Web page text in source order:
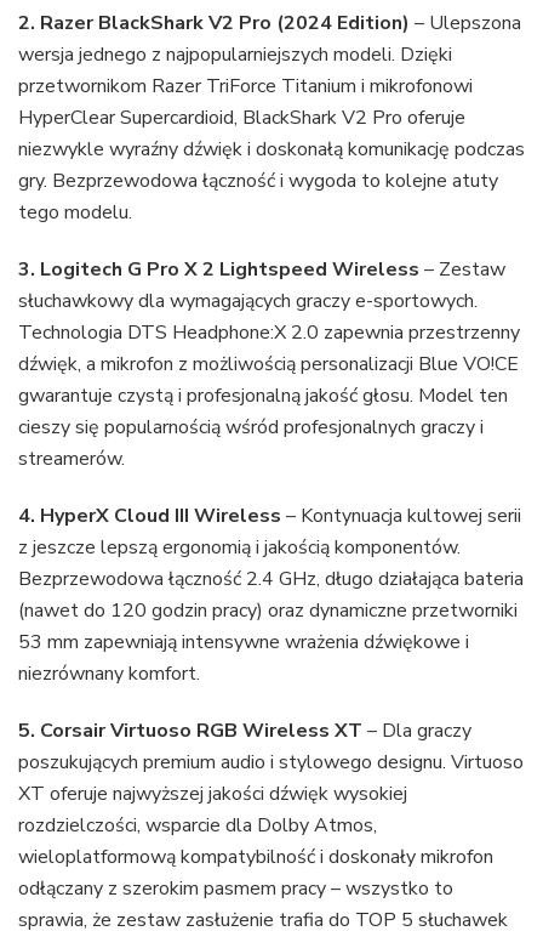
2. Razer BlackShark V2 Pro (2024 Edition) – Ulepszona
wersja jednego z najpopularniejszych modeli. Dzięki
przetwornikom Razer TriForce Titanium i mikrofonowi
HyperClear Supercardioid, BlackShark V2 Pro oferuje
niezwykle wyraźny dźwięk i doskonałą komunikację podczas
gry. Bezprzewodowa łączność i wygoda to kolejne atuty
tego modelu.
3. Logitech G Pro X 2 Lightspeed Wireless – Zestaw
słuchawkowy dla wymagających graczy e-sportowych.
Technologia DTS Headphone:X 2.0 zapewnia przestrzenny
dźwięk, a mikrofon z możliwością personalizacji Blue VO!CE
gwarantuje czystą i profesjonalną jakość głosu. Model ten
cieszy się popularnością wśród profesjonalnych graczy i
streamerów.
4. HyperX Cloud III Wireless – Kontynuacja kultowej serii
z jeszcze lepszą ergonomią i jakością komponentów.
Bezprzewodowa łączność 2.4 GHz, długo działająca bateria
(nawet do 120 godzin pracy) oraz dynamiczne przetworniki
53 mm zapewniają intensywne wrażenia dźwiękowe i
niezrównany komfort.
5. Corsair Virtuoso RGB Wireless XT – Dla graczy
poszukujących premium audio i stylowego designu. Virtuoso
XT oferuje najwyższej jakości dźwięk wysokiej
rozdzielczości, wsparcie dla Dolby Atmos,
wieloplatformową kompatybilność i doskonały mikrofon
odłączany z szerokim pasmem pracy – wszystko to
sprawia, że zestaw zasłużenie trafia do TOP 5 słuchawek